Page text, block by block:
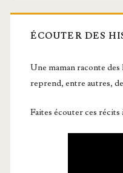
ÉCOUTER DES
Une maman raconte
reprend, entre autres,
Faites écouter ces récits